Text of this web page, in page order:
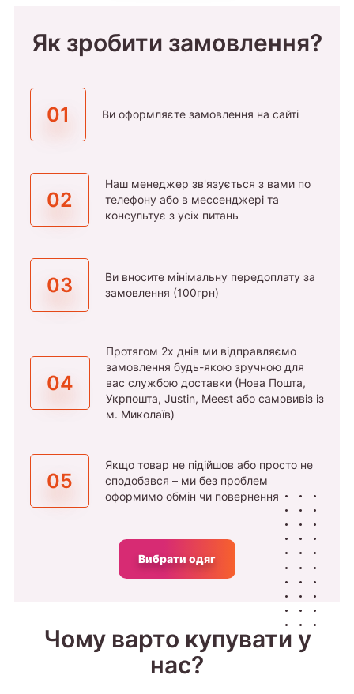
Як зробити замовлення?
01 Ви оформляєте замовлення на сайті
02
Наш менеджер зв'язується з вами по
телефону або в мессенджері та
консультує з усіх питань
03
Ви вносите мінімальну передоплату за
замовлення (100грн)
04
Протягом 2х днів ми відправляємо
замовлення будь-якою зручною для
вас службою доставки (Нова Пошта,
Укрпошта, Justin, Meest або самовивіз із
м. Миколаїв)
05
Якщо товар не підійшов або просто не
сподобався – ми без проблем
оформимо обмін чи повернення
Вибрати одяг
Чому варто купувати у
нас?